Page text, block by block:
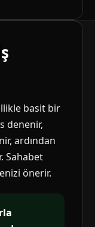
basit bir
denenir,
ardından
Sahabet
önerir.